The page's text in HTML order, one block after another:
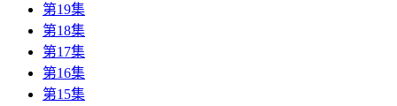
第19集
第18集
第17集
第16集
第15集